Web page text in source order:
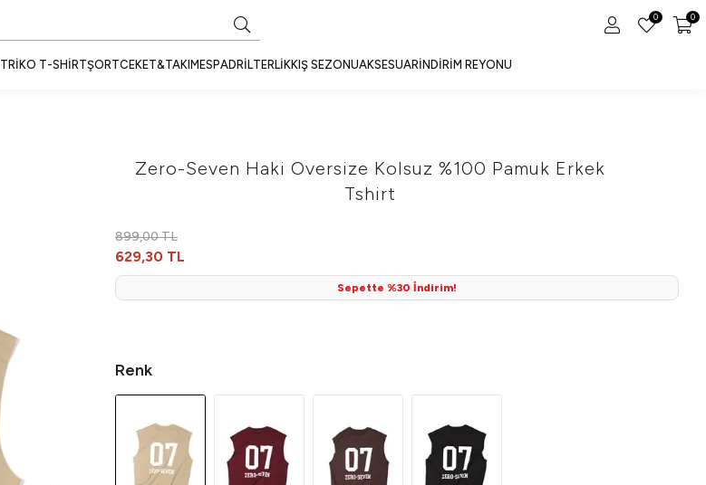
0 0
TRIKO T-SHIRTŞORTCEKET&TAKIM ESPADRILTERLIKKIŞ SEZONUAKSESUARİNDIRIM REYONU
Zero-Seven Haki Oversize Kolsuz %100 Pamuk Erkek
Tshirt
899,00 TL
629,30 TL
Sepette %30 İndirim!
Renk